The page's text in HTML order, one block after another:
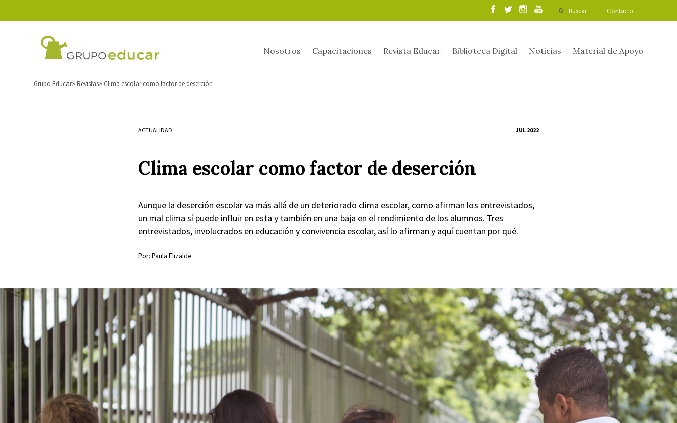
Buscar Contacto
Nosotros Capacitaciones Revista Educar Biblioteca Digital Noticias Material de Apoyo
Grupo Educar Revistas Clima escolar como factor de deserción
ACTUALIDAD JUL 2022
Clima escolar como factor de deserción
Aunque la deserción escolar va más allá de un deteriorado clima escolar, como afirman los entrevistados,
un mal clima sí puede influir en esta y también en una baja en el rendimiento de los alumnos. Tres
entrevistados, involucrados en educación y convivencia escolar, así lo afirman y aquí cuentan por qué.
Por: Paula Elizalde